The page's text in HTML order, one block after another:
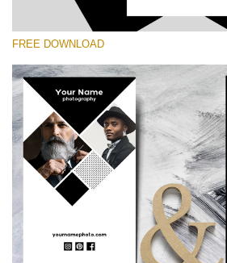
Lütfen seçin
Free Template #43
Marketing Templates Photography
Ücretsiz indirin
FREE DOWNLOAD